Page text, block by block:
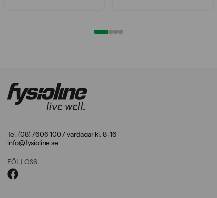
Tel. (08) 7606 100 / vardagar kl. 8–16
info@fysioline.se
FÖLJ OSS